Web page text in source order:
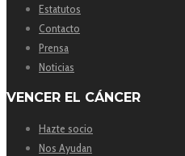
Estatutos
Contacto
Prensa
Noticias
VENCER EL CÁNCER
Hazte socio
Nos Ayudan